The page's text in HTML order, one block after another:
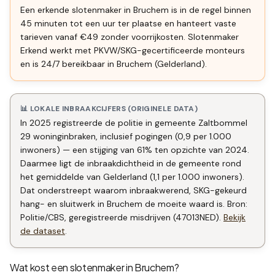
Een erkende slotenmaker in Bruchem is in de regel binnen
45 minuten tot een uur ter plaatse en hanteert vaste
tarieven vanaf €49 zonder voorrijkosten. Slotenmaker
Erkend werkt met PKVW/SKG-gecertificeerde monteurs
en is 24/7 bereikbaar in Bruchem (Gelderland).
📊 LOKALE INBRAAKCIJFERS (ORIGINELE DATA)
In 2025 registreerde de politie in gemeente Zaltbommel
29 woninginbraken, inclusief pogingen (0,9 per 1.000
inwoners) — een stijging van 61% ten opzichte van 2024.
Daarmee ligt de inbraakdichtheid in de gemeente rond
het gemiddelde van Gelderland (1,1 per 1.000 inwoners).
Dat onderstreept waarom inbraakwerend, SKG-gekeurd
hang- en sluitwerk in Bruchem de moeite waard is. Bron:
Politie/CBS, geregistreerde misdrijven (47013NED). Bekijk
de dataset.
Wat kost een slotenmaker inBruchem?